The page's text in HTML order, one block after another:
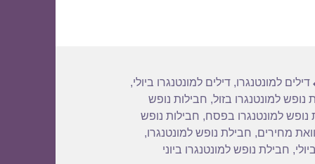
תגיות
דילים למונטנגרו,דילים למונטנגרו ביולי,
נופש למונטנגרו בזול, חבילות נופש
נופש למונטנגרו בפסח, חבילות נופש
מחירים, חבילת נופש למונטנגרו,
, חבילת נופש למונטנגרו ביוני